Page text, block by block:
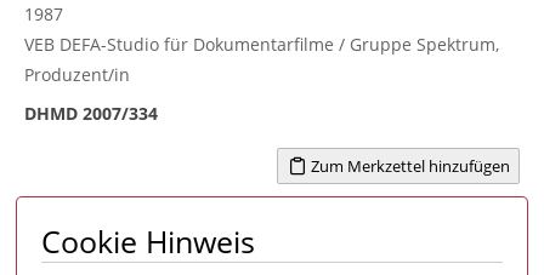
1987
VEB DEFA-Studio für Dokumentarfilme / Gruppe Spektrum,
Produzent/in
DHMD 2007/334
Zum Merkzettel hinzufügen
Seite 1 von 6 1 2 3 4 ... 6 >
Cookie Hinweis